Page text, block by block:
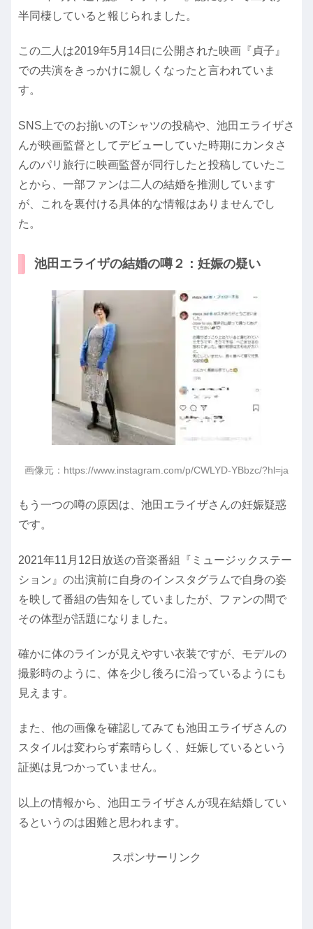
半同棲していると報じられました。
この二人は2019年5月14日に公開された映画『貞子』
での共演をきっかけに親しくなったと言われていま
す。
SNS上でのお揃いのTシャツの投稿や、池田エライザさ
んが映画監督としてデビューしていた時期にカンタさ
んのパリ旅行に映画監督が同行したと投稿していたこ
とから、一部ファンは二人の結婚を推測しています
が、これを裏付ける具体的な情報はありませんでし
た。
池田エライザの結婚の噂２：妊娠の疑い
画像元：https://www.instagram.com/p/CWLYD-YBbzc/?hl=ja
もう一つの噂の原因は、池田エライザさんの妊娠疑惑
です。
2021年11月12日放送の音楽番組『ミュージックステー
ション』の出演前に自身のインスタグラムで自身の姿
を映して番組の告知をしていましたが、ファンの間で
その体型が話題になりました。
確かに体のラインが見えやすい衣装ですが、モデルの
撮影時のように、体を少し後ろに沿っているようにも
見えます。
また、他の画像を確認してみても池田エライザさんの
スタイルは変わらず素晴らしく、妊娠しているという
証拠は見つかっていません。
以上の情報から、池田エライザさんが現在結婚してい
るというのは困難と思われます。
スポンサーリンク